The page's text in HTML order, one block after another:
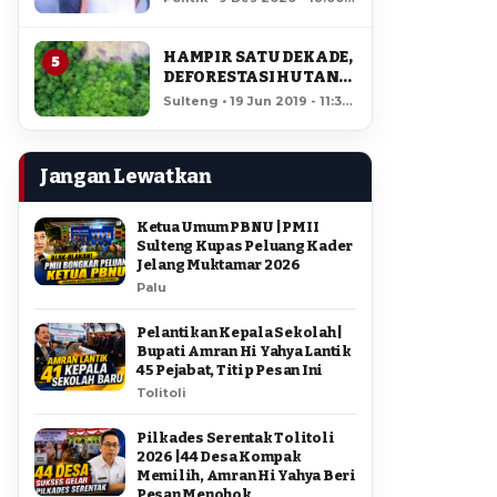
5
HAMPIR SATU DEKADE,
DEFORESTASI HUTAN
LORE LINDU MENCAPAI
Sulteng • 19 Jun 2019 - 11:34
Jangan Lewatkan
Ketua Umum PBNU | PMII
Sulteng Kupas Peluang Kader
Jelang Muktamar 2026
Palu
Pelantikan Kepala Sekolah |
Bupati Amran Hi Yahya Lantik
45 Pejabat, Titip Pesan Ini
Tolitoli
Pilkades Serentak Tolitoli
2026 | 44 Desa Kompak
Memilih, Amran Hi Yahya Beri